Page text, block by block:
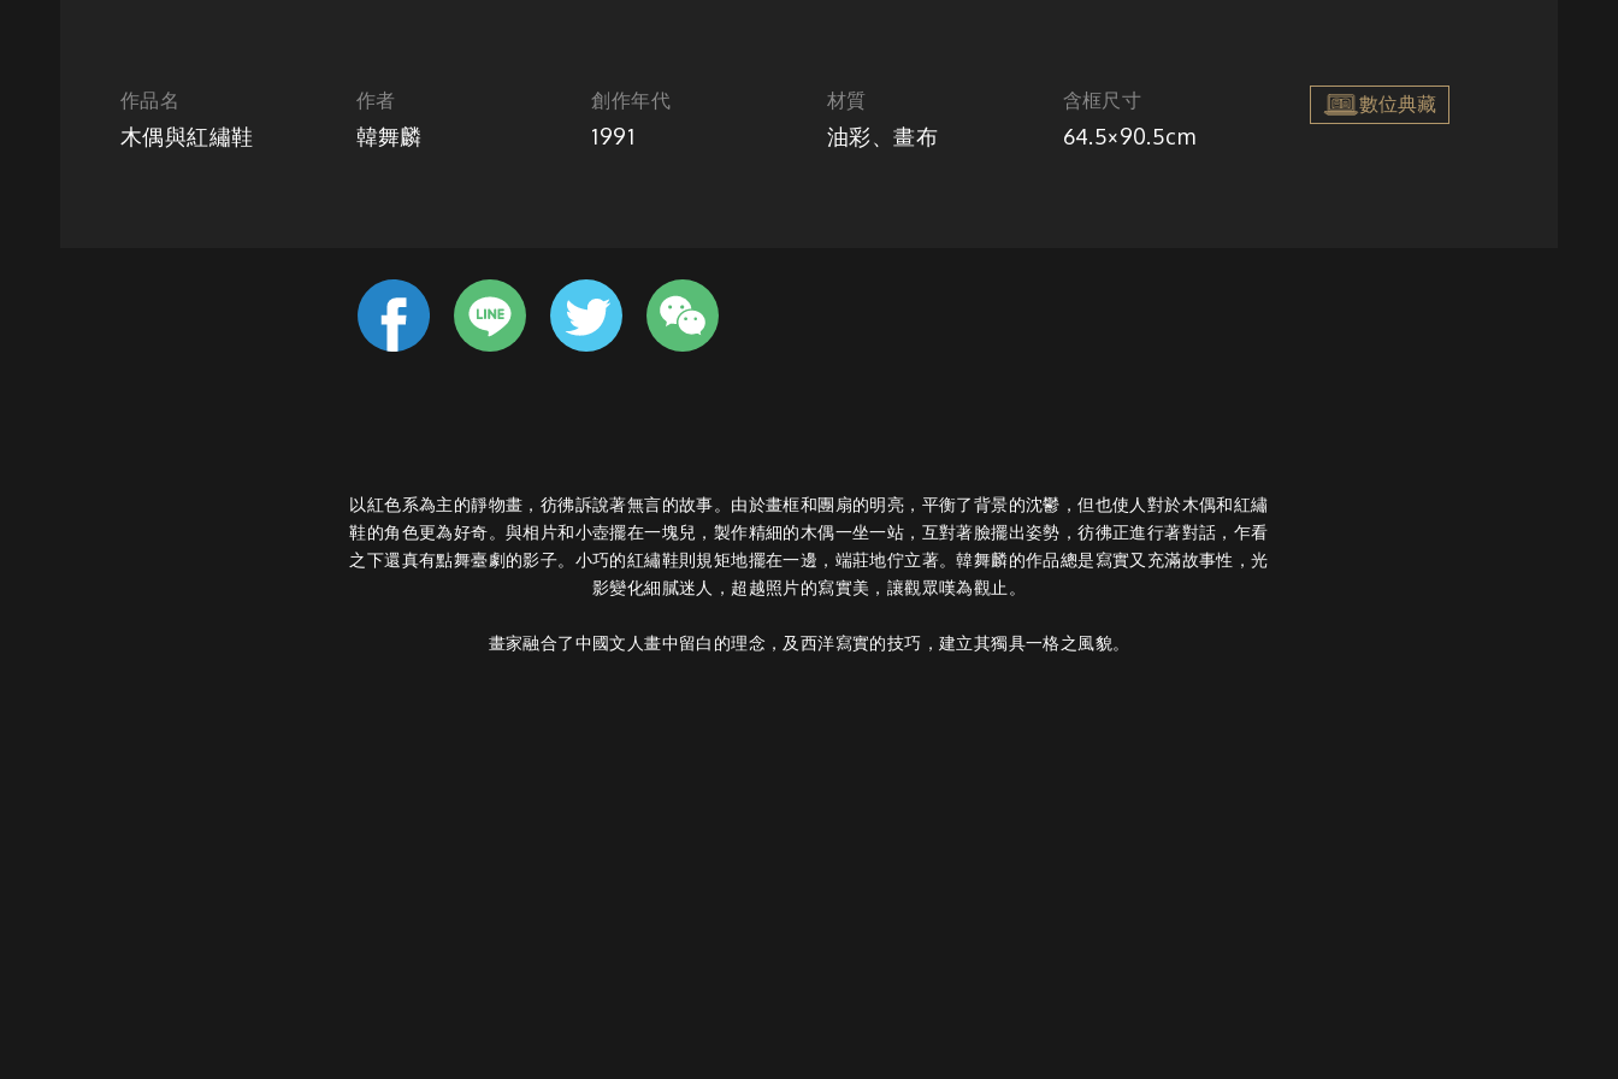
作品名
木偶與紅繡鞋
作者
韓舞麟
創作年代
1991
材質
油彩、畫布
含框尺寸
64.5×90.5cm
數位典藏
以紅色系為主的靜物畫，彷彿訴說著無言的故事。由於畫框和團扇的明亮，平衡了背景的沈鬱，但也使人對於木偶和紅繡
鞋的角色更為好奇。與相片和小壺擺在一塊兒，製作精細的木偶一坐一站，互對著臉擺出姿勢，彷彿正進行著對話，乍看
之下還真有點舞臺劇的影子。小巧的紅繡鞋則規矩地擺在一邊，端莊地佇立著。韓舞麟的作品總是寫實又充滿故事性，光
影變化細膩迷人，超越照片的寫實美，讓觀眾嘆為觀止。
畫家融合了中國文人畫中留白的理念，及西洋寫實的技巧，建立其獨具一格之風貌。